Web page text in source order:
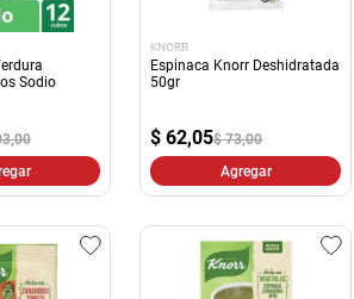
Sodio
KNORR
Espinaca Knorr Deshidratada
50gr
$ 62,05$ 73,00
Agregar